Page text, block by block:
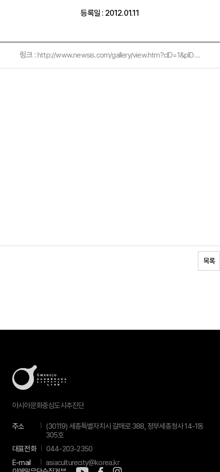
등록일 : 2012.01.11
링크 :http://www.newsis.com/gallery/view.htm?cID=1&pID=1&page=1&s_skin=&s_date=&e_date=&s_k=&pict_id=NISI20110719_0004850463
목록
아시아문화중심도시추진단
주소
(30119) 세종특별자치시 갈매로 388, 정부세종청사 14-1동
305호
대표전화
044-203-2350
E-mail
asiaculturecity@korea.kr